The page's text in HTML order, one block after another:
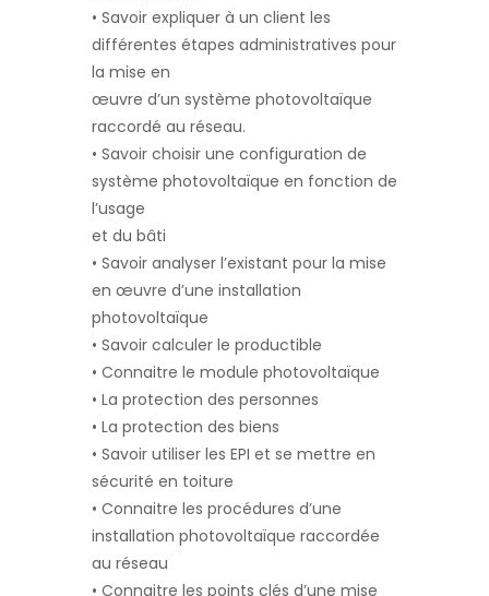
• Savoir expliquer à un client les
différentes étapes administratives pour
la mise en
œuvre d’un système photovoltaïque
raccordé au réseau.
• Savoir choisir une configuration de
système photovoltaïque en fonction de
l’usage
et du bâti
• Savoir analyser l’existant pour la mise
en œuvre d’une installation
photovoltaïque
• Savoir calculer le productible
• Connaitre le module photovoltaïque
• La protection des personnes
• La protection des biens
• Savoir utiliser les EPI et se mettre en
sécurité en toiture
• Connaitre les procédures d’une
installation photovoltaïque raccordée
au réseau
• Connaitre les points clés d’une mise